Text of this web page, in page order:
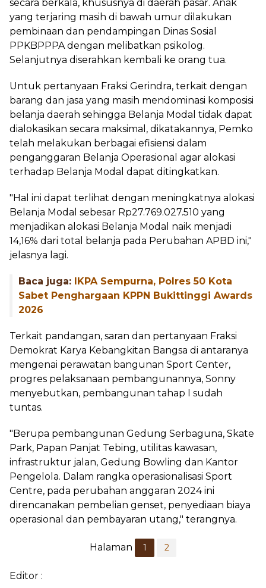
secara berkala, khususnya di daerah pasar. Anak
yang terjaring masih di bawah umur dilakukan
pembinaan dan pendampingan Dinas Sosial
PPKBPPPA dengan melibatkan psikolog.
Selanjutnya diserahkan kembali ke orang tua.
Untuk pertanyaan Fraksi Gerindra, terkait dengan
barang dan jasa yang masih mendominasi komposisi
belanja daerah sehingga Belanja Modal tidak dapat
dialokasikan secara maksimal, dikatakannya, Pemko
telah melakukan berbagai efisiensi dalam
penganggaran Belanja Operasional agar alokasi
terhadap Belanja Modal dapat ditingkatkan.
"Hal ini dapat terlihat dengan meningkatnya alokasi
Belanja Modal sebesar Rp27.769.027.510 yang
menjadikan alokasi Belanja Modal naik menjadi
14,16% dari total belanja pada Perubahan APBD ini,"
jelasnya lagi.
Baca juga:
IKPA Sempurna, Polres 50 Kota
Sabet Penghargaan KPPN Bukittinggi Awards
2026
Terkait pandangan, saran dan pertanyaan Fraksi
Demokrat Karya Kebangkitan Bangsa di antaranya
mengenai perawatan bangunan Sport Center,
progres pelaksanaan pembangunannya, Sonny
menyebutkan, pembangunan tahap I sudah
tuntas.
"Berupa pembangunan Gedung Serbaguna, Skate
Park, Papan Panjat Tebing, utilitas kawasan,
infrastruktur jalan, Gedung Bowling dan Kantor
Pengelola. Dalam rangka operasionalisasi Sport
Centre, pada perubahan anggaran 2024 ini
direncanakan pembelian genset, penyediaan biaya
operasional dan pembayaran utang," terangnya.
Halaman 1 2
Editor :